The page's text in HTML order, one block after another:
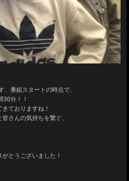
番組スタートの時点で、
30分！！
ておりますね！
さんの気持ちを繋ぐ、
とうございました！